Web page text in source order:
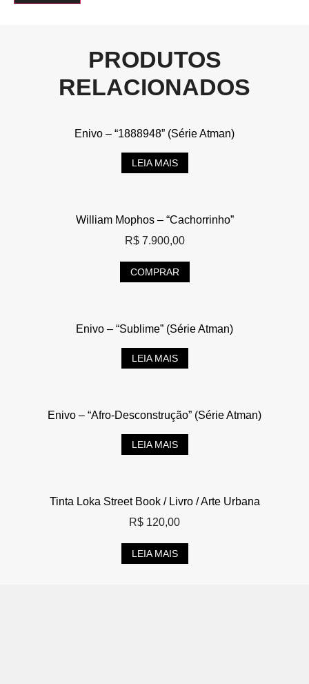
PRODUTOS
RELACIONADOS
Enivo – “1888948” (Série Atman)
LEIA MAIS
William Mophos – “Cachorrinho”
R$7.900,00
COMPRAR
Enivo – “Sublime” (Série Atman)
LEIA MAIS
Enivo – “Afro-Desconstrução” (Série Atman)
LEIA MAIS
Tinta Loka Street Book / Livro / Arte Urbana
R$ 120,00
LEIA MAIS